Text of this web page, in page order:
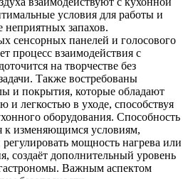
условия для работы и
неприятных запахов.
сенсорных панелей и голосового
процесс взаимодействия с
на творчестве без
Также востребованы
и покрытия, которые обладают
и легкостью в уходе, способствуя
оборудования. Способность
к изменяющимся условиям,
мощность нагрева или
создаёт дополнительный уровень
Важным аспектом